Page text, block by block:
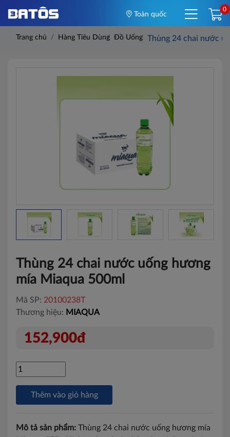
Toàn quốc
0
Trang chủ Hàng Tiêu Dùng Đồ Uống Thùng 24 chai nước
Thùng 24 chai nước uống hương
mía Miaqua 500ml
Mã SP: 20100238T
Thương hiệu: MIAQUA
152,900đ
Thêm vào giỏ hàng
Mô tả sản phẩm: Thùng 24 chai nước uống hương mía